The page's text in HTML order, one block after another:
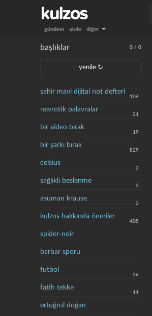
gündem ukde diğer
0 /0
başlıklar
yenile ↻
sahir mavi dijital not defteri
104
nevrotik palavralar
21
bir video bırak
19
bir şarkı bırak
829
celsius
2
sağlıklı beslenme
3
asuman krause
2
kulzos hakkında öneriler
405
spider-noir
barbar sporu
futbol
36
fatih tekke
11
ertuğrul doğan